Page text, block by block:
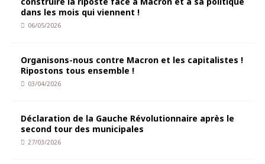
dans les mois qui viennent !
06/05/2026
Organisons-nous contre Macron et les capitalistes !
Ripostons tous ensemble !
03/04/2026
Déclaration de la Gauche Révolutionnaire après le
second tour des municipales
27/03/2026